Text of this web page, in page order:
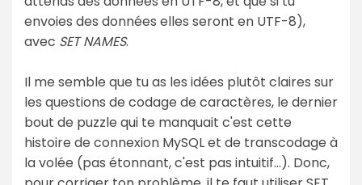
envoies des données elles seront en UTF-8),
avec SET NAMES.
Il me semble que tu as les idées plutôt claires sur
les questions de codage de caractères, le dernier
bout de puzzle qui te manquait c'est cette
histoire de connexion MySQL et de transcodage à
la volée (pas étonnant, c'est pas intuitif...). Donc,